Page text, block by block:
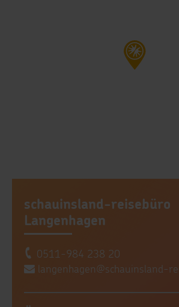
schauinsland-reisebüro
Langenhagen
0511-984 238 20
langenhagen@schauinsland-